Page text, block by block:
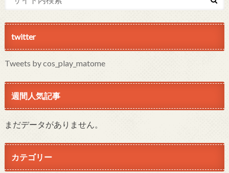
twitter
Tweets by cos_play_matome
週間人気記事
まだデータがありません。
カテゴリー